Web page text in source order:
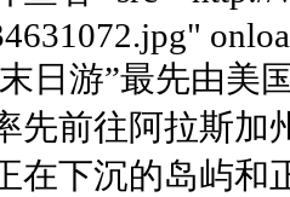
日游”最先由美
先前往阿拉斯加
在下沉的岛屿和